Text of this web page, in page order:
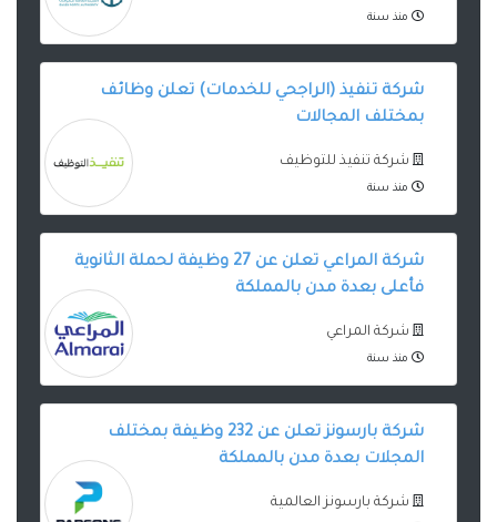
منذ سنة
شركة تنفيذ (الراجحي للخدمات) تعلن وظائف
بمختلف المجالات
شركة تنفيذ للتوظيف
منذ سنة
شركة المراعي تعلن عن 27 وظيفة لحملة الثانوية
فأعلى بعدة مدن بالمملكة
شركة المراعي
منذ سنة
شركة بارسونز تعلن عن 232 وظيفة بمختلف
المجلات بعدة مدن بالمملكة
شركة بارسونز العالمية